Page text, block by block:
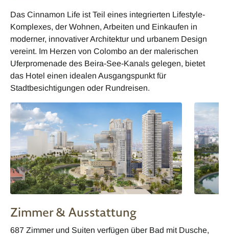
Das Cinnamon Life ist Teil eines integrierten Lifestyle-
Komplexes, der Wohnen, Arbeiten und Einkaufen in
moderner, innovativer Architektur und urbanem Design
vereint. Im Herzen von Colombo an der malerischen
Uferpromenade des Beira-See-Kanals gelegen, bietet
das Hotel einen idealen Ausgangspunkt für
Stadtbesichtigungen oder Rundreisen.
Zimmer & Ausstattung
687 Zimmer und Suiten verfügen über Bad mit Dusche,